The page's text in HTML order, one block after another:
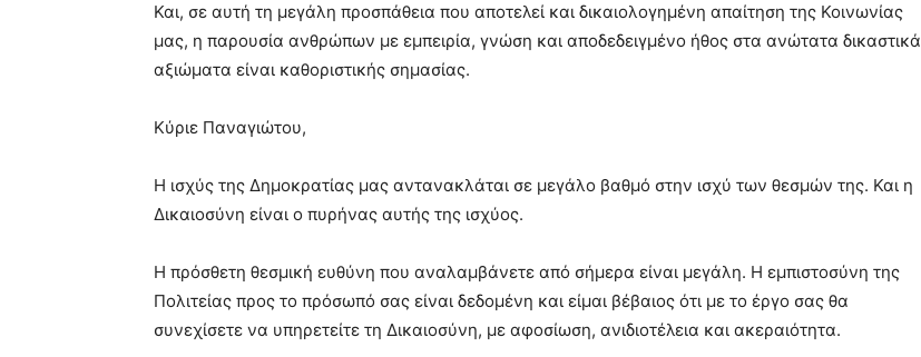
Και, σε αυτή τη μεγάλη προσπάθεια που αποτελεί και δικαιολογημένη απαίτηση της Κοινωνίας
μας, η παρουσία ανθρώπων με εμπειρία, γνώση και αποδεδειγμένο ήθος στα ανώτατα δικαστικά
αξιώματα είναι καθοριστικής σημασίας.
Κύριε Παναγιώτου,
Η ισχύς της Δημοκρατίας μας αντανακλάται σε μεγάλο βαθμό στην ισχύ των θεσμών της. Και η
Δικαιοσύνη είναι ο πυρήνας αυτής της ισχύος.
Η πρόσθετη θεσμική ευθύνη που αναλαμβάνετε από σήμερα είναι μεγάλη. Η εμπιστοσύνη της
Πολιτείας προς το πρόσωπό σας είναι δεδομένη και είμαι βέβαιος ότι με το έργο σας θα
συνεχίσετε να υπηρετείτε τη Δικαιοσύνη, με αφοσίωση, ανιδιοτέλεια και ακεραιότητα.